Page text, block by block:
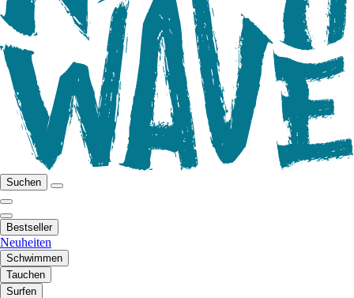
Suchen
Bestseller
Neuheiten
Schwimmen
Tauchen
Surfen